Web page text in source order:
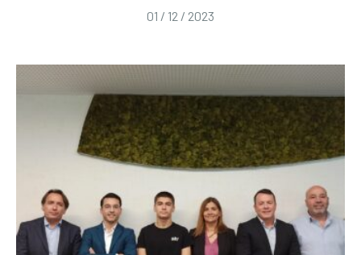
01 / 12 / 2023